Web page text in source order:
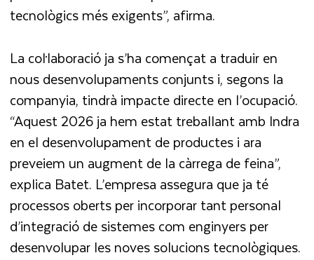
tecnològics més exigents”, afirma.
La col·laboració ja s’ha començat a traduir en
nous desenvolupaments conjunts i, segons la
companyia, tindrà impacte directe en l’ocupació.
“Aquest 2026 ja hem estat treballant amb Indra
en el desenvolupament de productes i ara
preveiem un augment de la càrrega de feina”,
explica Batet. L’empresa assegura que ja té
processos oberts per incorporar tant personal
d’integració de sistemes com enginyers per
desenvolupar les noves solucions tecnològiques.